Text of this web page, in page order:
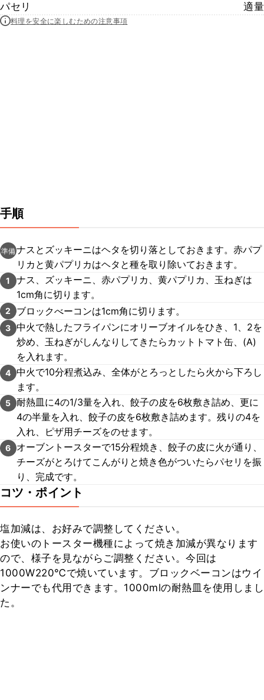
パセリ
適量
料理を安全に楽しむための注意事項
手順
準備ナスとズッキーニはヘタを切り落としておきます。赤パプ
リカと黄パプリカはヘタと種を取り除いておきます。
1
ナス、ズッキーニ、赤パプリカ、黄パプリカ、玉ねぎは
1cm角に切ります。
2 ブロックべーコンは1cm角に切ります。
3 中火で熱したフライパンにオリーブオイルをひき、1、2を
炒め、玉ねぎがしんなりしてきたらカットトマト缶、(A)
を入れます。
4 中火で10分程煮込み、全体がとろっとしたら火から下ろし
ます。
5 耐熱皿に4の1/3量を入れ、餃子の皮を6枚敷き詰め、更に
4の半量を入れ、餃子の皮を6枚敷き詰めます。残りの4を
入れ、ピザ用チーズをのせます。
6
オーブントースターで15分程焼き、餃子の皮に火が通り、
チーズがとろけてこんがりと焼き色がついたらパセリを振
り、完成です。
コツ・ポイント
塩加減は、お好みで調整してください。
お使いのトースター機種によって焼き加減が異なります
ので、様子を見ながらご調整ください。今回は
1000W220℃で焼いています。ブロックベーコンはウイ
ンナーでも代用できます。1000mlの耐熱皿を使用しまし
た。